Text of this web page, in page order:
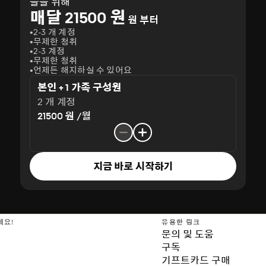
매달 21500 원 원 부터
2-3 개 계정
무제한 청취
2-3 계정
무제한 청취
언제든 해지하실 수 있어요
본인 + 1 가족 구성원
2 개 계정
21500 원 /월
지금 바로 시작하기
요! 유용한 링크
문의 및 도움
구독
기프트카드 구매